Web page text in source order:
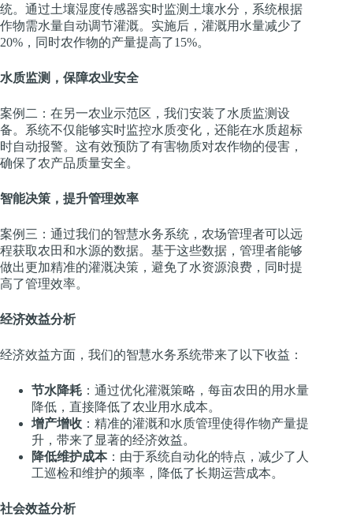
统。通过土壤湿度传感器实时监测土壤水分，系统根据
作物需水量自动调节灌溉。实施后，灌溉用水量减少了
20%，同时农作物的产量提高了15%。
水质监测，保障农业安全
案例二：在另一农业示范区，我们安装了水质监测设
备。系统不仅能够实时监控水质变化，还能在水质超标
时自动报警。这有效预防了有害物质对农作物的侵害，
确保了农产品质量安全。
智能决策，提升管理效率
案例三：通过我们的智慧水务系统，农场管理者可以远
程获取农田和水源的数据。基于这些数据，管理者能够
做出更加精准的灌溉决策，避免了水资源浪费，同时提
高了管理效率。
经济效益分析
经济效益方面，我们的智慧水务系统带来了以下收益：
节水降耗 ：通过优化灌溉策略，每亩农田的用水量
降低，直接降低了农业用水成本。
增产增收 ：精准的灌溉和水质管理使得作物产量提
升，带来了显著的经济效益。
降低维护成本：由于系统自动化的特点，减少了人
工巡检和维护的频率，降低了长期运营成本。
社会效益分析